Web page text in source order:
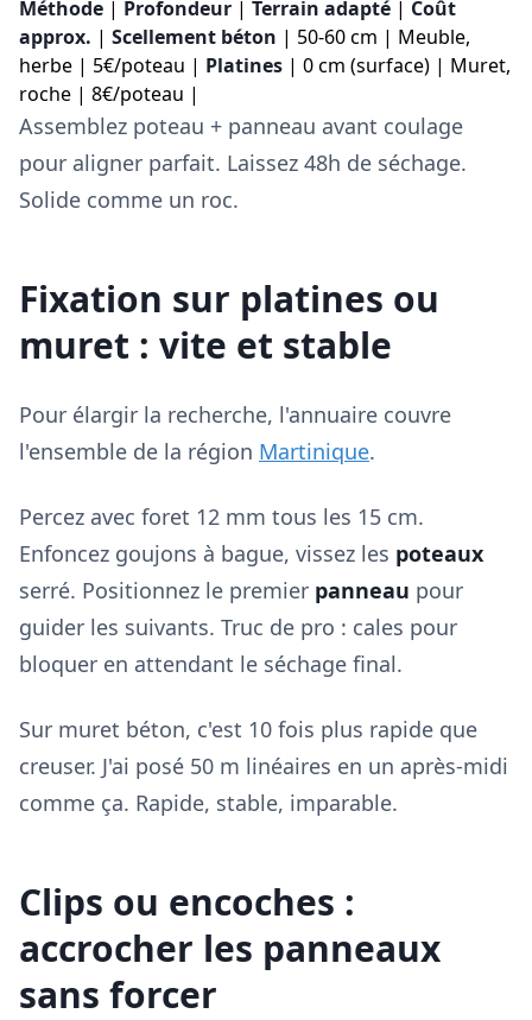
Méthode | Profondeur | Terrain adapté | Coût
approx. | Scellement béton | 50-60 cm | Meuble,
herbe | 5€/poteau | Platines | 0 cm (surface) | Muret,
roche | 8€/poteau |
Assemblez poteau + panneau avant coulage
pour aligner parfait. Laissez 48h de séchage.
Solide comme un roc.
Fixation sur platines ou
muret : vite et stable
Pour élargir la recherche, l'annuaire couvre
l'ensemble de la région Martinique.
Percez avec foret 12 mm tous les 15 cm.
Enfoncez goujons à bague, vissez les poteaux
serré. Positionnez le premier panneau pour
guider les suivants. Truc de pro : cales pour
bloquer en attendant le séchage final.
Sur muret béton, c'est 10 fois plus rapide que
creuser. J'ai posé 50 m linéaires en un après-midi
comme ça. Rapide, stable, imparable.
Clips ou encoches :
accrocher les panneaux
sans forcer